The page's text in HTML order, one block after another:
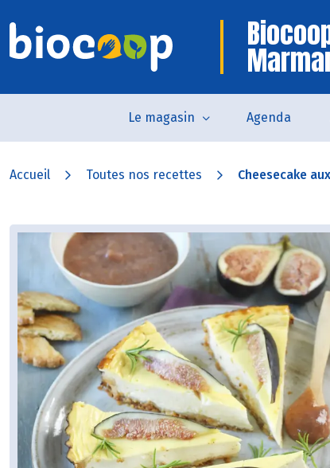
Le magasin Agenda
Accueil Toutes nos recettes Cheesecake